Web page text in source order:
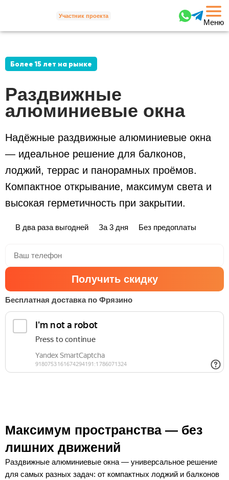
Участник проекта
Меню
Более 15 лет на рынке
Раздвижные
алюминиевые окна
Надёжные раздвижные алюминиевые окна
— идеальное решение для балконов,
лоджий, террас и панорамных проёмов.
Компактное открывание, максимум света и
высокая герметичность при закрытии.
В два раза выгодней За 3 дня Без предоплаты
Получить скидку
Бесплатная доставка по Фрязино
Максимум пространства — без
лишних движений
Раздвижные алюминиевые окна — универсальное решение
для самых разных задач: от компактных лоджий и балконов